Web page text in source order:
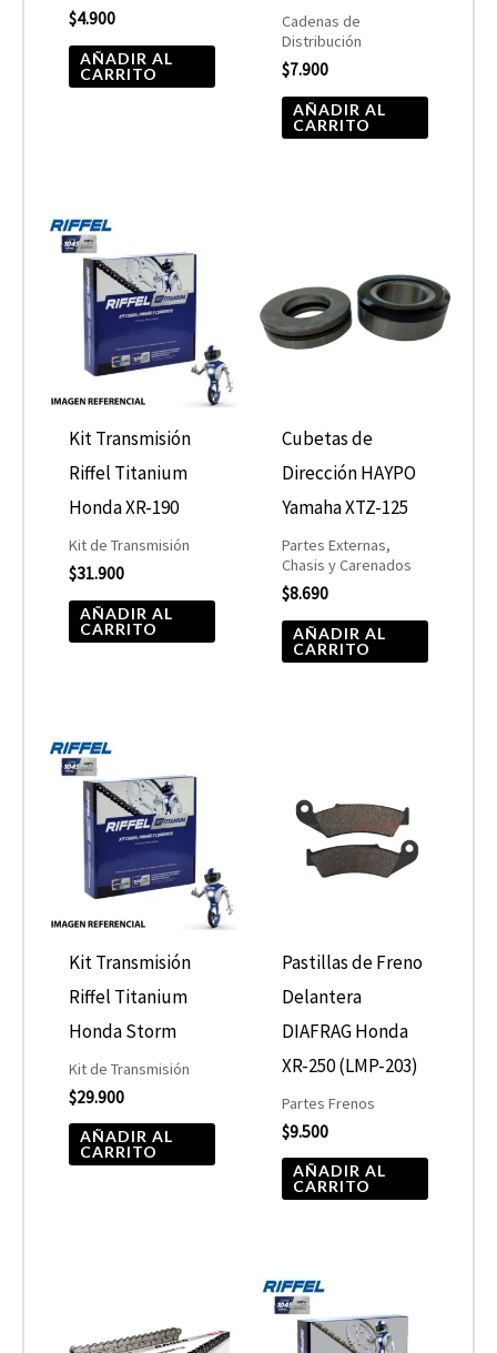
$4.900
AÑADIR AL
CARRITO
Cadenas de
Distribución
$7.900
AÑADIR AL
CARRITO
Kit Transmisión
Riffel Titanium
Honda XR-190
Kit de Transmisión
$31.900
AÑADIR AL
CARRITO
Cubetas de
Dirección HAYPO
Yamaha XTZ-125
Partes Externas,
Chasis y Carenados
$8.690
AÑADIR AL
CARRITO
Kit Transmisión
Riffel Titanium
Honda Storm
Kit de Transmisión
$29.900
AÑADIR AL
CARRITO
Pastillas de Freno
Delantera
DIAFRAG Honda
XR-250 (LMP-203)
Partes Frenos
$9.500
AÑADIR AL
CARRITO